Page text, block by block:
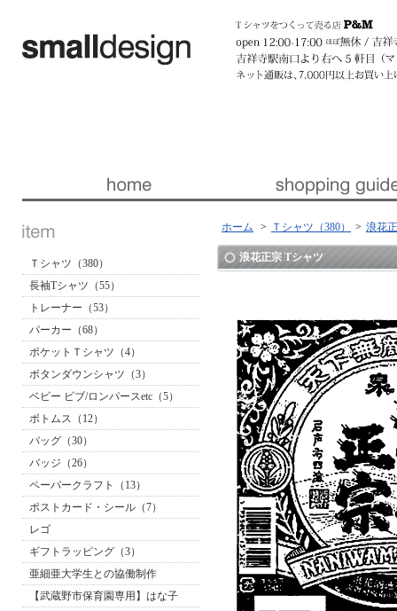
Ｔシャツ（380）
長袖Tシャツ（55）
トレーナー（53）
パーカー（68）
ポケットＴシャツ（4）
ボタンダウンシャツ（3）
ベビー ビブ/ロンパースetc（5）
ボトムス（12）
バッグ（30）
バッジ（26）
ペーパークラフト（13）
ポストカード・シール（7）
レゴ
ギフトラッピング（3）
亜細亜大学生との協働制作
【武蔵野市保育園専用】はな子
ホーム > Ｔシャツ（380） > 浪花
浪花正宗 Tシャツ